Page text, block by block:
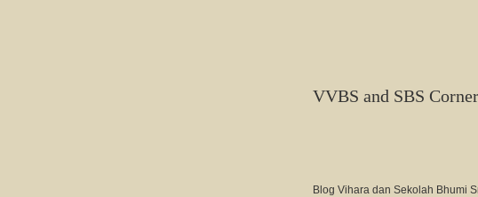
VVBS and SBS Corner
Blog Vihara dan Sekolah Bhumi